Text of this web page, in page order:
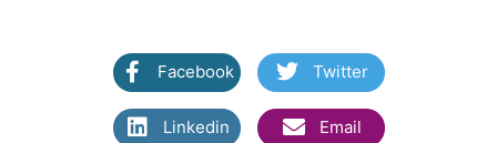
Facebook Twitter
Linkedin Email